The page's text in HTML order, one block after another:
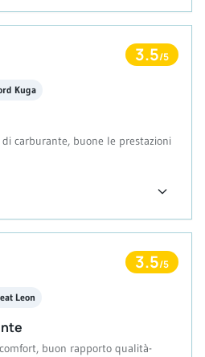
3.5/5
Kuga
carburante, buone le prestazioni
3.5/5
Leon
buon rapporto qualità-